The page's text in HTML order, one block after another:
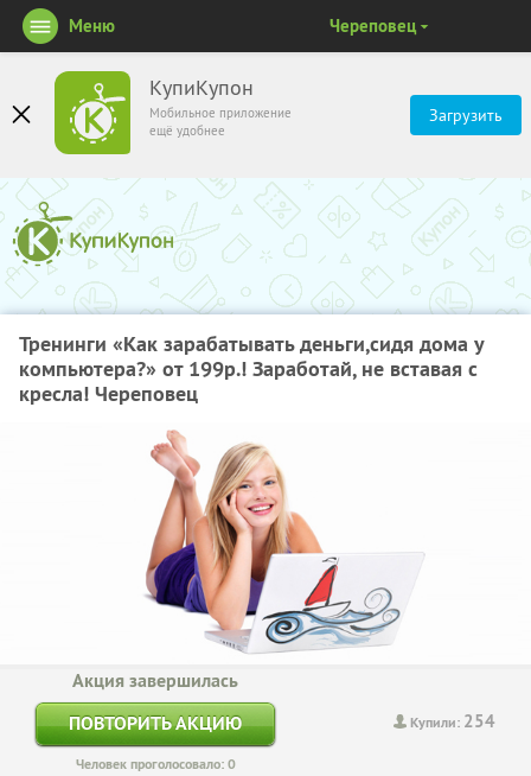
КупиКупон
Мобильное приложение
ещё удобнее
Загрузить
Меню Череповец
Тренинги «Как зарабатывать деньги,сидя дома у
компьютера?» от 199р.! Заработай, не вставая с
кресла! Череповец
Купили: 254
Акция завершилась
ПОВТОРИТЬ АКЦИЮ
Человек проголосовало: 0